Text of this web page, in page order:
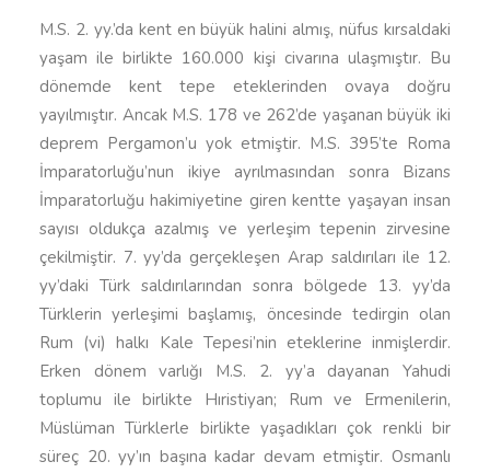
M.S. 2. yy.’da kent en büyük halini almış, nüfus kırsaldaki
yaşam ile birlikte 160.000 kişi civarına ulaşmıştır. Bu
dönemde kent tepe eteklerinden ovaya doğru
yayılmıştır. Ancak M.S. 178 ve 262’de yaşanan büyük iki
deprem Pergamon’u yok etmiştir. M.S. 395’te Roma
İmparatorluğu’nun ikiye ayrılmasından sonra Bizans
İmparatorluğu hakimiyetine giren kentte yaşayan insan
sayısı oldukça azalmış ve yerleşim tepenin zirvesine
çekilmiştir. 7. yy’da gerçekleşen Arap saldırıları ile 12.
yy’daki Türk saldırılarından sonra bölgede 13. yy’da
Türklerin yerleşimi başlamış, öncesinde tedirgin olan
Rum (vi) halkı Kale Tepesi’nin eteklerine inmişlerdir.
Erken dönem varlığı M.S. 2. yy’a dayanan Yahudi
toplumu ile birlikte Hıristiyan; Rum ve Ermenilerin,
Müslüman Türklerle birlikte yaşadıkları çok renkli bir
süreç 20. yy’ın başına kadar devam etmiştir. Osmanlı